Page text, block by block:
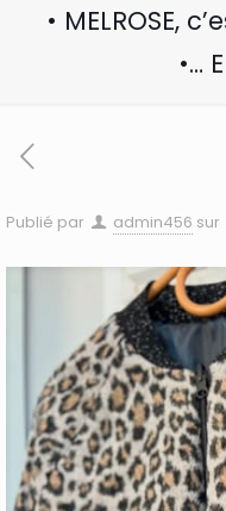
• MELROSE,
•…
Publié par admin456 sur